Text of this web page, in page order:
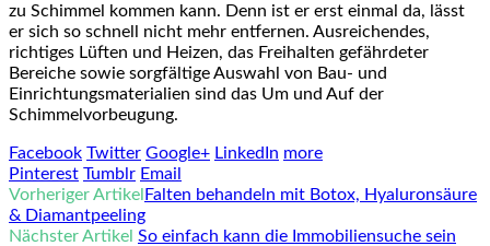
zu Schimmel kommen kann. Denn ist er erst einmal da, lässt
er sich so schnell nicht mehr entfernen. Ausreichendes,
richtiges Lüften und Heizen, das Freihalten gefährdeter
Bereiche sowie sorgfältige Auswahl von Bau- und
Einrichtungsmaterialien sind das Um und Auf der
Schimmelvorbeugung.
Facebook Twitter Google+ LinkedIn more
Pinterest Tumblr Email
Vorheriger Artikel Falten behandeln mit Botox, Hyaluronsäure
& Diamantpeeling
Nächster Artikel So einfach kann die Immobiliensuche sein